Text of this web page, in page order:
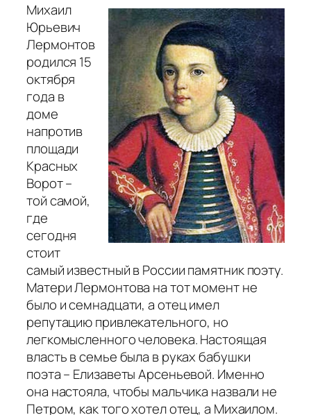
Михаил
Юрьевич
Лермонтов
родился 15
октября
года в
доме
напротив
площади
Красных
Ворот –
той самой,
где
сегодня
стоит
самый известный в России памятник поэту.
Матери Лермонтова на тот момент не
было и семнадцати, а отец имел
репутацию привлекательного, но
легкомысленного человека. Настоящая
власть в семье была в руках бабушки
поэта – Елизаветы Арсеньевой. Именно
она настояла, чтобы мальчика назвали не
Петром, как того хотел отец, а Михаилом.